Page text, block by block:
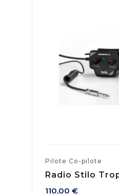
Pilote Co-pilote
Radio Stilo
110,00 €